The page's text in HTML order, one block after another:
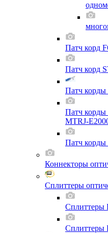
Патч корд
Патч корд
Патч корды
Патч корды
MTRJ-
Патч корды
Коннекторы
Сплиттеры
Сплиттеры
Сплиттеры